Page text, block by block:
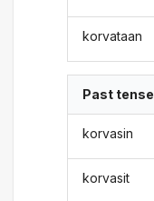
korvataan
Past tense
korvasin
korvasit